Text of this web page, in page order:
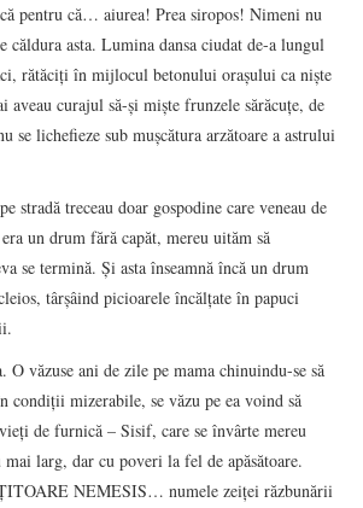
/
pentru că… aiurea! Prea siropos! Nimeni nu
căldura asta. Lumina dansa ciudat de-a lungul
rătăciţi în mijlocul betonului oraşului ca nişte
aveau curajul să-şi mişte frunzele sărăcuţe, de
se lichefieze sub muşcătura arzătoare a astrului
stradă treceau doar gospodine care veneau de
un drum fără capăt, mereu uităm să
se termină. Şi asta înseamnă încă un drum
târşâind picioarele încălţate în papuci
O văzuse ani de zile pe mama chinuindu-se să
condiţii mizerabile, se văzu pe ea voind să
de furnică – Sisif, care se învârte mereu
larg, dar cu poveri la fel de apăsătoare.
NEMESIS… numele zeiţei răzbunării